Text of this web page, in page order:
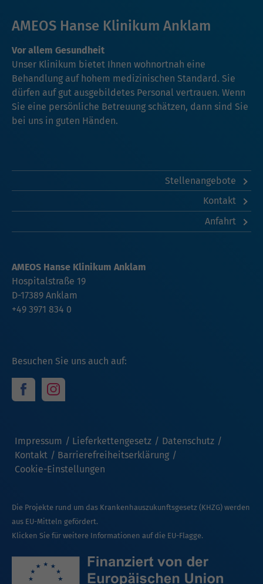
AMEOS Hanse Klinikum Anklam
Vor allem Gesundheit
Unser Klinikum bietet Ihnen wohnortnah eine
Behandlung auf hohem medizinischen Standard. Sie
dürfen auf gut ausgebildetes Personal vertrauen. Wenn
Sie eine persönliche Betreuung schätzen, dann sind Sie
bei uns in guten Händen.
Stellenangebote
Kontakt
Anfahrt
Besuchen Sie uns auch auf:
Impressum Lieferkettengesetz
Datenschutz
Kontakt
Barrierefreiheitserklärung
Cookie-Einstellungen
AMEOS Hanse Klinikum Anklam
Hospitalstraße 19
D-17389 Anklam
+49 3971 834 0
Die Projekte rund um das Krankenhauszukunftsgesetz (KHZG) werden
aus EU-Mitteln gefördert.
Klicken Sie für weitere Informationen auf die EU-Flagge.